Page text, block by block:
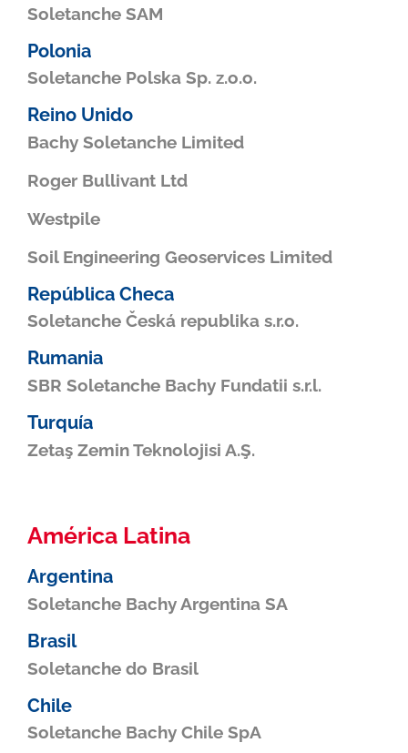
Soletanche SAM
Polonia
Soletanche Polska Sp. z.o.o.
Reino Unido
Bachy Soletanche Limited
Roger Bullivant Ltd
Westpile
Soil Engineering Geoservices Limited
República Checa
Soletanche Česká republika s.r.o.
Rumania
SBR Soletanche Bachy Fundatii s.r.l.
Turquía
Zetaş Zemin Teknolojisi A.Ş.
América Latina
Argentina
Soletanche Bachy Argentina SA
Brasil
Soletanche do Brasil
Chile
Soletanche Bachy Chile SpA